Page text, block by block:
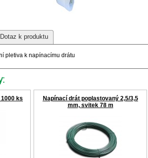
Dotaz k produktu
pletiva k napínacímu drátu
ks
Napínací drát poplastovaný 2,5/3,5
mm, svitek 78 m